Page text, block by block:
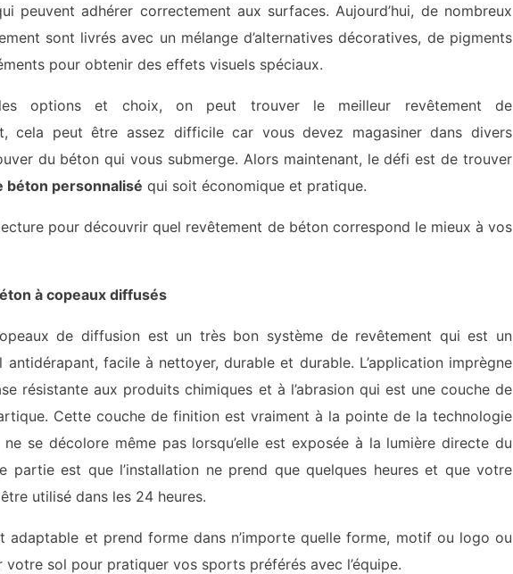
peuvent adhérer correctement aux surfaces. Aujourd’hui, de nombreux
sont livrés avec un mélange d’alternatives décoratives, de pigments
pour obtenir des effets visuels spéciaux.
options et choix, on peut trouver le meilleur revêtement de
cela peut être assez difficile car vous devez magasiner dans divers
du béton qui vous submerge. Alors maintenant, le défi est de trouver
béton personnalisé qui soit économique et pratique.
pour découvrir quel revêtement de béton correspond le mieux à vos
à copeaux diffusés
de diffusion est un très bon système de revêtement qui est un
antidérapant, facile à nettoyer, durable et durable. L’application imprègne
résistante aux produits chimiques et à l’abrasion qui est une couche de
Cette couche de finition est vraiment à la pointe de la technologie
se décolore même pas lorsqu’elle est exposée à la lumière directe du
partie est que l’installation ne prend que quelques heures et que votre
utilisé dans les 24 heures.
adaptable et prend forme dans n’importe quelle forme, motif ou logo ou
votre sol pour pratiquer vos sports préférés avec l’équipe.